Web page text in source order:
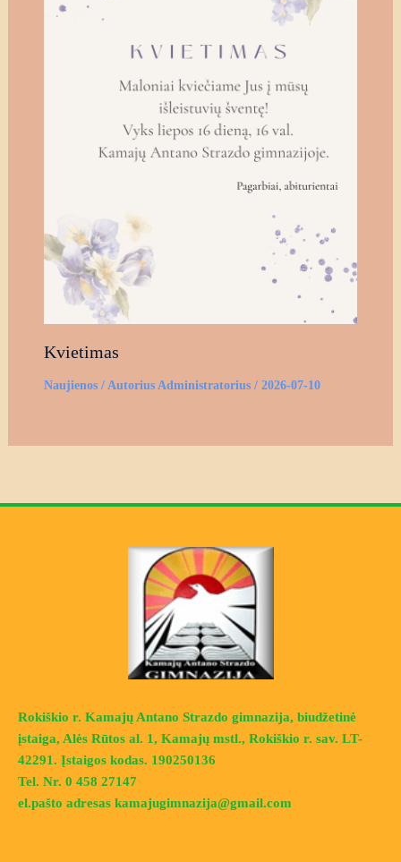
Kvietimas
Naujienos/ Autorius Administratorius / 2026-07-10
Rokiškio r. Kamajų Antano Strazdo gimnazija, biudžetinė
įstaiga, Alės Rūtos al. 1, Kamajų mstl., Rokiškio r. sav. LT-
42291. Įstaigos kodas. 190250136
Tel. Nr. 0 458 27147
el.pašto adresas kamajugimnazija@gmail.com